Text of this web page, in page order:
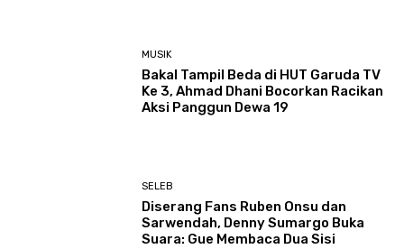
MUSIK
Bakal Tampil Beda di HUT Garuda TV
Ke 3, Ahmad Dhani Bocorkan Racikan
Aksi Panggun Dewa 19
SELEB
Diserang Fans Ruben Onsu dan
Sarwendah, Denny Sumargo Buka
Suara: Gue Membaca Dua Sisi